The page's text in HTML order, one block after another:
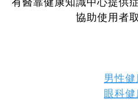
協助使用者
男性健
眼科健